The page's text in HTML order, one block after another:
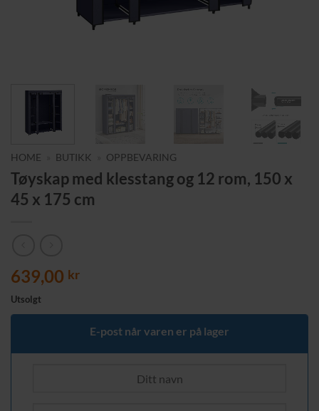
HOME BUTIKK OPPBEVARING
Tøyskap med klesstang og 12 rom, 150 x
45 x 175 cm
639,00 kr
Utsolgt
E-post når varen er på lager